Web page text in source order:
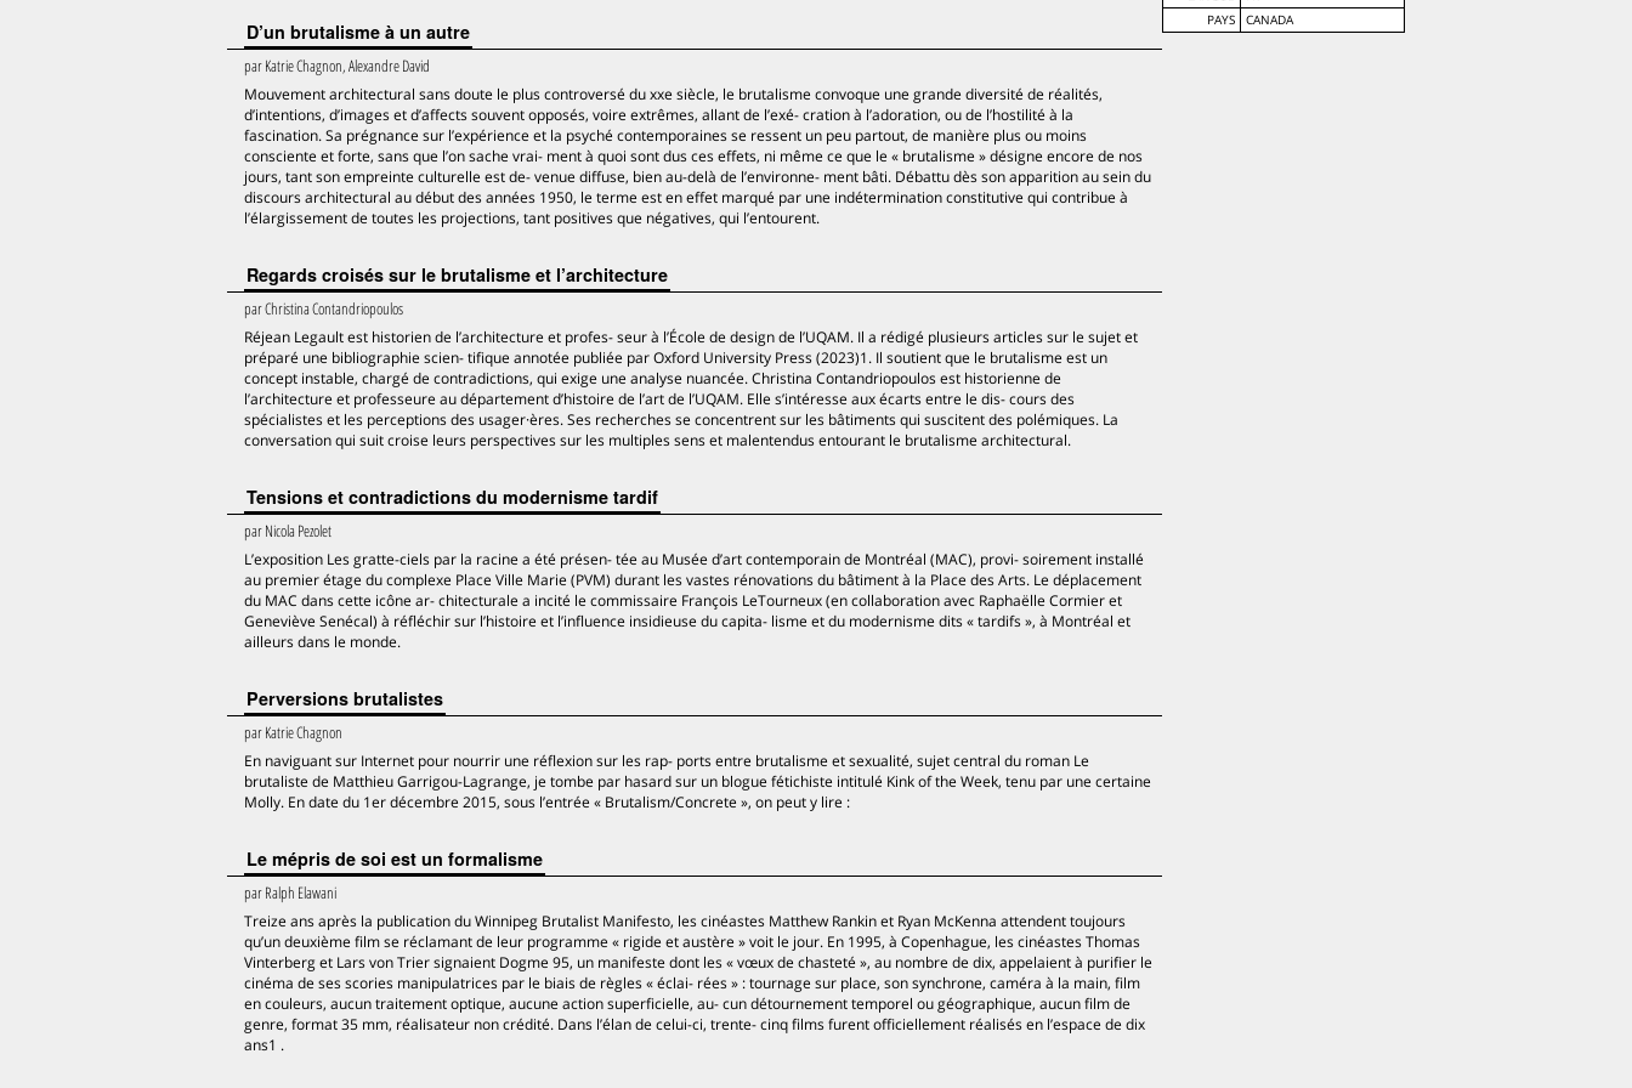
PAYS
CANADA
D’un brutalisme à un autre
parKatrie Chagnon, Alexandre David
Mouvement architectural sans doute le plus controversé du xxe siècle, le brutalisme convoque une grande diversité de réalités,
d’intentions, d’images et d’affects souvent opposés, voire extrêmes, allant de l’exé- cration à l’adoration, ou de l’hostilité à la
fascination. Sa prégnance sur l’expérience et la psyché contemporaines se ressent un peu partout, de manière plus ou moins
consciente et forte, sans que l’on sache vrai- ment à quoi sont dus ces effets, ni même ce que le « brutalisme » désigne encore de nos
jours, tant son empreinte culturelle est de- venue diffuse, bien au-delà de l’environne- ment bâti. Débattu dès son apparition au sein du
discours architectural au début des années 1950, le terme est en effet marqué par une indétermination constitutive qui contribue à
l’élargissement de toutes les projections, tant positives que négatives, qui l’entourent.
Regards croisés sur le brutalisme et l’architecture
parChristina Contandriopoulos
Réjean Legault est historien de l’architecture et profes- seur à l’École de design de l’UQAM. Il a rédigé plusieurs articles sur le sujet et
préparé une bibliographie scien- tifique annotée publiée par Oxford University Press (2023)1. Il soutient que le brutalisme est un
concept instable, chargé de contradictions, qui exige une analyse nuancée. Christina Contandriopoulos est historienne de
l’architecture et professeure au département d’histoire de l’art de l’UQAM. Elle s’intéresse aux écarts entre le dis- cours des
spécialistes et les perceptions des usager·ères. Ses recherches se concentrent sur les bâtiments qui suscitent des polémiques. La
conversation qui suit croise leurs perspectives sur les multiples sens et malentendus entourant le brutalisme architectural.
Tensions et contradictions du modernisme tardif
parNicola Pezolet
L’exposition Les gratte-ciels par la racine a été présen- tée au Musée d’art contemporain de Montréal (MAC), provi- soirement installé
au premier étage du complexe Place Ville Marie (PVM) durant les vastes rénovations du bâtiment à la Place des Arts. Le déplacement
du MAC dans cette icône ar- chitecturale a incité le commissaire François LeTourneux (en collaboration avec Raphaëlle Cormier et
Geneviève Senécal) à réfléchir sur l’histoire et l’influence insidieuse du capita- lisme et du modernisme dits « tardifs », à Montréal et
ailleurs dans le monde.
Perversions brutalistes
parKatrie Chagnon
En naviguant sur Internet pour nourrir une réflexion sur les rap- ports entre brutalisme et sexualité, sujet central du roman Le
brutaliste de Matthieu Garrigou-Lagrange, je tombe par hasard sur un blogue fétichiste intitulé Kink of the Week, tenu par une certaine
Molly. En date du 1er décembre 2015, sous l’entrée « Brutalism/Concrete », on peut y lire :
Le mépris de soi est un formalisme
parRalph Elawani
Treize ans après la publication du Winnipeg Brutalist Manifesto, les cinéastes Matthew Rankin et Ryan McKenna attendent toujours
qu’un deuxième film se réclamant de leur programme « rigide et austère » voit le jour. En 1995, à Copenhague, les cinéastes Thomas
Vinterberg et Lars von Trier signaient Dogme 95, un manifeste dont les « vœux de chasteté », au nombre de dix, appelaient à purifier le
cinéma de ses scories manipulatrices par le biais de règles « éclai- rées » : tournage sur place, son synchrone, caméra à la main, film
en couleurs, aucun traitement optique, aucune action superficielle, au- cun détournement temporel ou géographique, aucun film de
genre, format 35 mm, réalisateur non crédité. Dans l’élan de celui-ci, trente- cinq films furent officiellement réalisés en l’espace de dix
ans1 .